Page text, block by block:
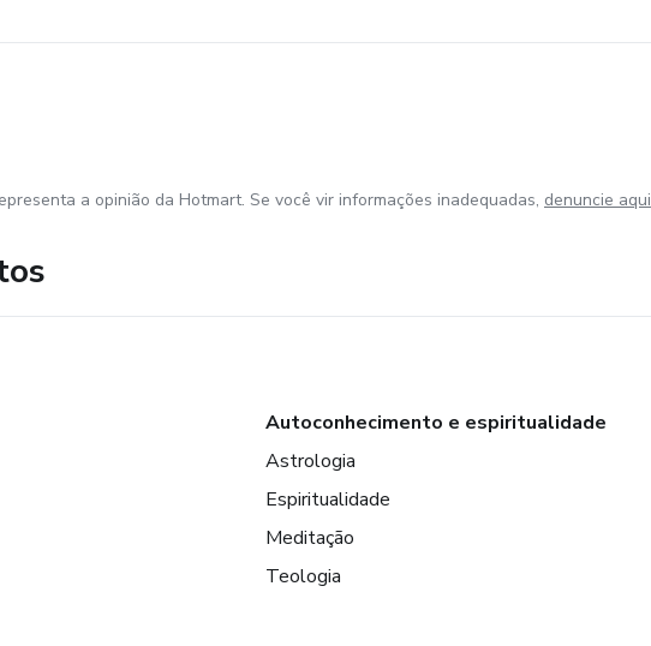
a opinião da Hotmart. Se você vir informações inadequadas, denuncie aqui
Autoconhecimento e espiritualidade
Astrologia
Espiritualidade
Meditação
Teologia